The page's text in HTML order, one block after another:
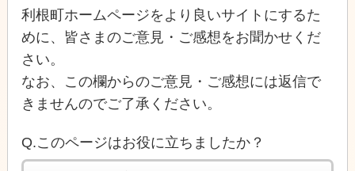
利根町ホームページをより良いサイトにするた
めに、皆さまのご意見・ご感想をお聞かせくだ
さい。
なお、この欄からのご意見・ご感想には返信で
きませんのでご了承ください。
Q.このページはお役に立ちましたか？